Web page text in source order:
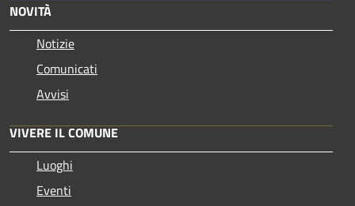
NOVITÀ
Notizie
Comunicati
Avvisi
VIVERE IL COMUNE
Luoghi
Eventi